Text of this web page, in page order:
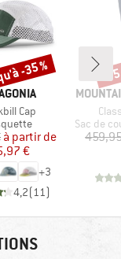
Cap
group
Prix
Prix réduit
à partir de
€
+3
4,2(11 )
-35 %
MARQUE
Product
Sac de
-